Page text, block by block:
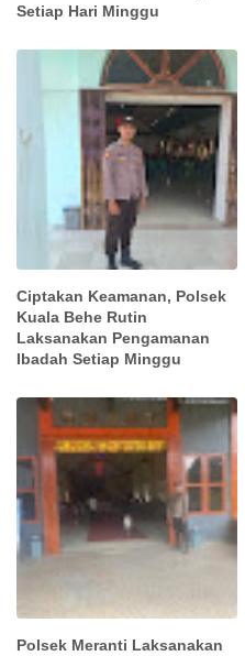
Setiap Hari Minggu
Ciptakan Keamanan, Polsek
Kuala Behe Rutin
Laksanakan Pengamanan
Ibadah Setiap Minggu
Polsek Meranti Laksanakan